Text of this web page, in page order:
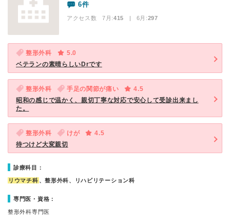
6件
アクセス数 7月:415 | 6月:297
整形外科
5.0
ベテランの素晴らしいDrです
整形外科 手足の関節が痛い
4.5
昭和の感じで温かく、親切丁寧な対応で安心して受診出来まし
た。
整形外科 けが
4.5
待つけど大変親切
診療科目：
リウマチ科 、整形外科、リハビリテーション科
専門医・資格：
整形外科専門医